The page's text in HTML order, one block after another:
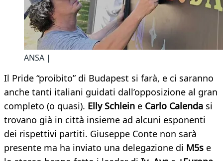
ANSA |
Il Pride “proibito” di Budapest si farà, e ci saranno
anche tanti italiani guidati dall’opposizione al gran
completo (o quasi). Elly Schlein e Carlo Calenda si
trovano già in città insieme ad alcuni esponenti
dei rispettivi partiti. Giuseppe Conte non sarà
presente ma ha inviato una delegazione di M5s e